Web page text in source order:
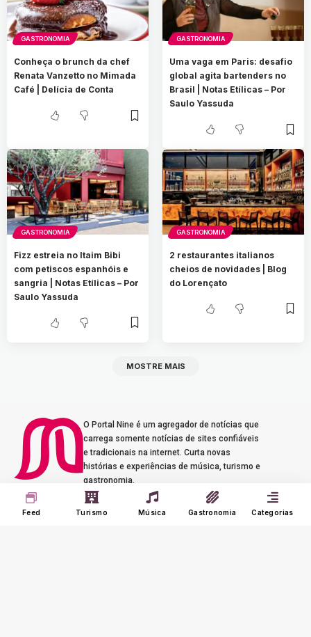
GASTRONOMIA
Conheça o brunch da chef
Renata Vanzetto no Mimada
Café | Delícia de Conta
GASTRONOMIA
Uma vaga em Paris: desafio
global agita bartenders no
Brasil | Notas Etílicas – Por
Saulo Yassuda
GASTRONOMIA
Fizz estreia no Itaim Bibi
com petiscos espanhóis e
sangria | Notas Etílicas – Por
Saulo Yassuda
GASTRONOMIA
2 restaurantes italianos
cheios de novidades | Blog
do Lorençato
MOSTRE MAIS
O Portal Nine é um agregador de notícias que
carrega somente notícias de sites confiáveis
e tradicionais na internet. Curta novas
histórias e experiências de música, turismo e
gastronomia.
Seus Interesses
Meu Feed
Sobre o Nine
Adverts
Feed Turismo Música Gastronomia Categorias